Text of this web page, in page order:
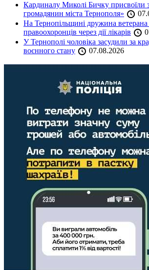
Кардиналу Миколі Бичку присвоїли
громадянин міста Тернополя»
На Тернопільщині дружина ветерана
правоохоронців через дії лікарів
У Тернополі чоловіка засудили за
воєнного стану
07.08.2026